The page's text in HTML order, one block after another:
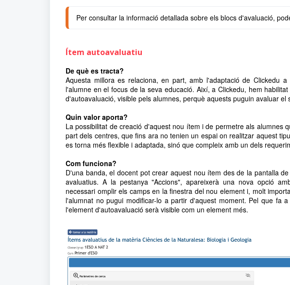
Per consultar la informació detallada sobre els blocs d'avaluació,
Ítem autoavaluatiu
De què es tracta?
Aquesta millora es relaciona, en part, amb l'adaptació de Clickedu
l'alumne en el focus de la seva educació. Així, a Clickedu, hem
d'autoavaluació, visible pels alumnes, perquè aquests puguin avaluar el
Quin valor aporta?
La possibilitat de creació d'aquest nou ítem i de permetre als alumnes
part dels centres, que fins ara no tenien un espai on realitzar aquest
es torna més flexible i adaptada, sinó que compleix amb un dels
Com funciona?
D'una banda, el docent pot crear aquest nou ítem des de la pantalla
avaluatius. A la pestanya "Accions", apareixerà una nova opció
necessari omplir els camps en la finestra del nou element i, molt
l'alumnat no pugui modificar-lo a partir d'aquest moment. Pel que fa
l'element d'autoavaluació serà visible com un element més.